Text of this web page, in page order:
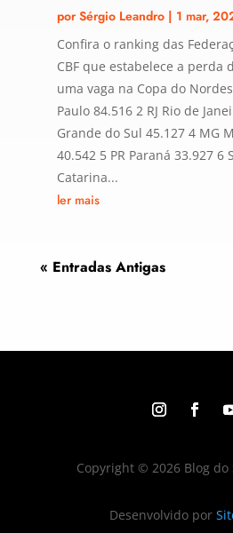
porSérgio Leandro| 1 mar,
Confira o ranking das
CBF que estabelece a perda
uma vaga na Copa do
Paulo 84.516 2 RJ Rio de
Grande do Sul 45.127 4 MG
40.542 5 PR Paraná 33.927 6
Catarina...
ler mais
« Entradas Antigas
Copyright © 2026 Blog do
Desenvolvido por